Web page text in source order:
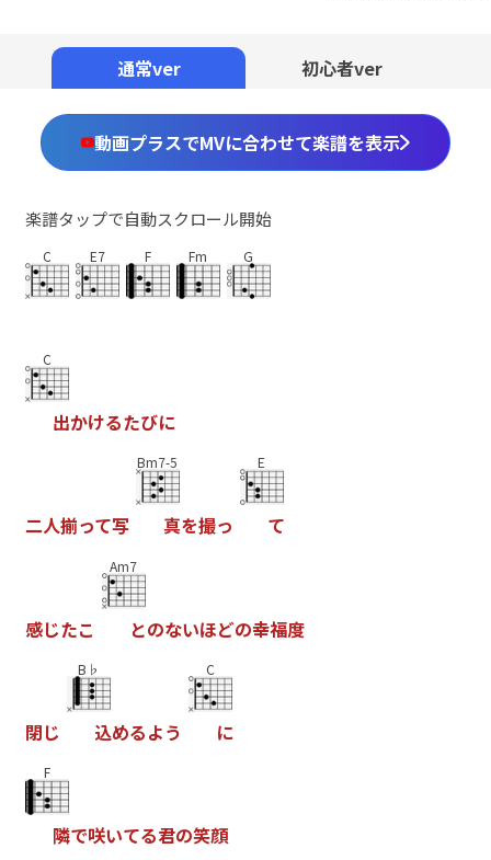
通常ver 初心者ver
動画プラスでMVに合わせて楽譜を表示
楽譜タップで自動スクロール開始
C E7 F Fm G
C
出かけるたびに
二人揃って写
Bm7-5
真を撮っ
E
て
感じたこ
Am7
とのないほどの幸福度
閉じ
B♭
込めるよう
C
に
F
隣で咲いてる君の笑顔